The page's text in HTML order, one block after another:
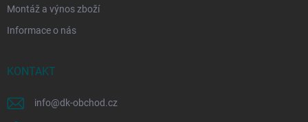
Montáž a výnos zboží
Informace o nás
KONTAKT
info@dk-obchod.cz